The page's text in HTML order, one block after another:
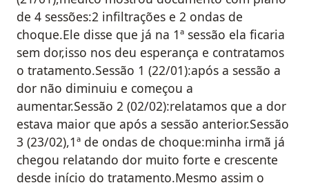
de 4 sessões:2 infiltrações e 2 ondas de
choque.Ele disse que já na 1ª sessão ela ficaria
sem dor,isso nos deu esperança e contratamos
o tratamento.Sessão 1 (22/01):após a sessão a
dor não diminuiu e começou a
aumentar.Sessão 2 (02/02):relatamos que a dor
estava maior que após a sessão anterior.Sessão
3 (23/02),1ª de ondas de choque:minha irmã já
chegou relatando dor muito forte e crescente
desde início do tratamento.Mesmo assim o